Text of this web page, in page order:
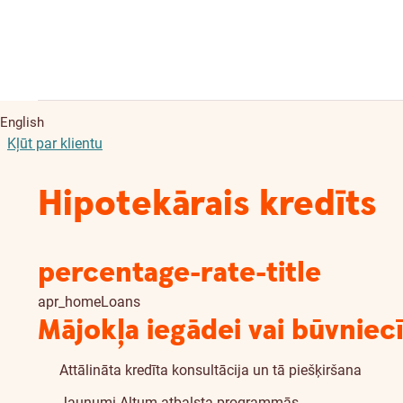
English
Kļūt par klientu
Hipotekārais kredīts
percentage-rate-title
apr_homeLoans
Mājokļa iegādei vai
Attālināta kredīta konsultācija un tā piešķiršana